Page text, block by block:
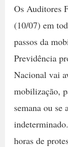
Os Auditores
(10/07) em
passos da
Previdência
Nacional vai
mobilização,
semana ou se
horas de